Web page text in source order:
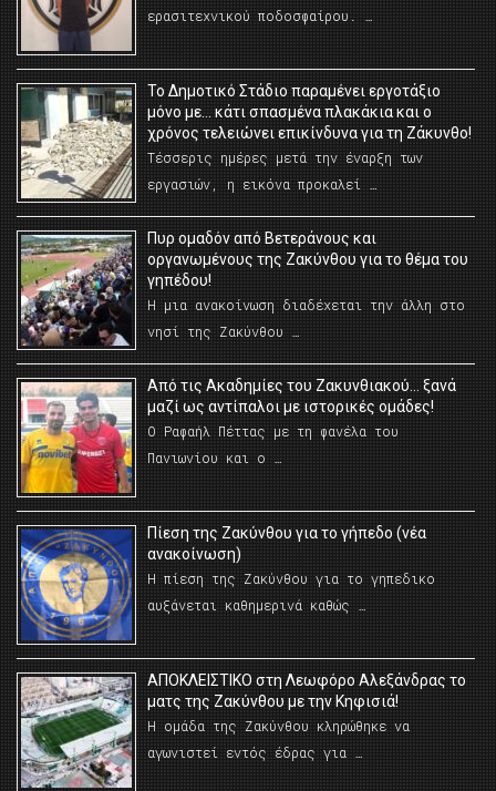
ερασιτεχνικού ποδοσφαίρου. …
Το Δημοτικό Στάδιο παραμένει εργοτάξιο
μόνο με… κάτι σπασμένα πλακάκια και ο
χρόνος τελειώνει επικίνδυνα για τη Ζάκυνθο!
Τέσσερις ημέρες μετά την έναρξη των
εργασιών, η εικόνα προκαλεί …
Πυρ ομαδόν από Βετεράνους και
οργανωμένους της Ζακύνθου για το θέμα του
γηπέδου!
Η μια ανακοίνωση διαδέχεται την άλλη στο
νησί της Ζακύνθου …
Από τις Ακαδημίες του Ζακυνθιακού… ξανά
μαζί ως αντίπαλοι με ιστορικές ομάδες!
Ο Ραφαήλ Πέττας με τη φανέλα του
Πανιωνίου και ο …
Πίεση της Ζακύνθου για το γήπεδο (νέα
ανακοίνωση)
Η πίεση της Ζακύνθου για το γηπεδικο
αυξάνεται καθημερινά καθώς …
AΠΟΚΛΕΙΣΤΙΚΟ στη Λεωφόρο Αλεξάνδρας το
ματς της Ζακύνθου με την Κηφισιά!
Η ομάδα της Ζακύνθου κληρώθηκε να
αγωνιστεί εντός έδρας για …